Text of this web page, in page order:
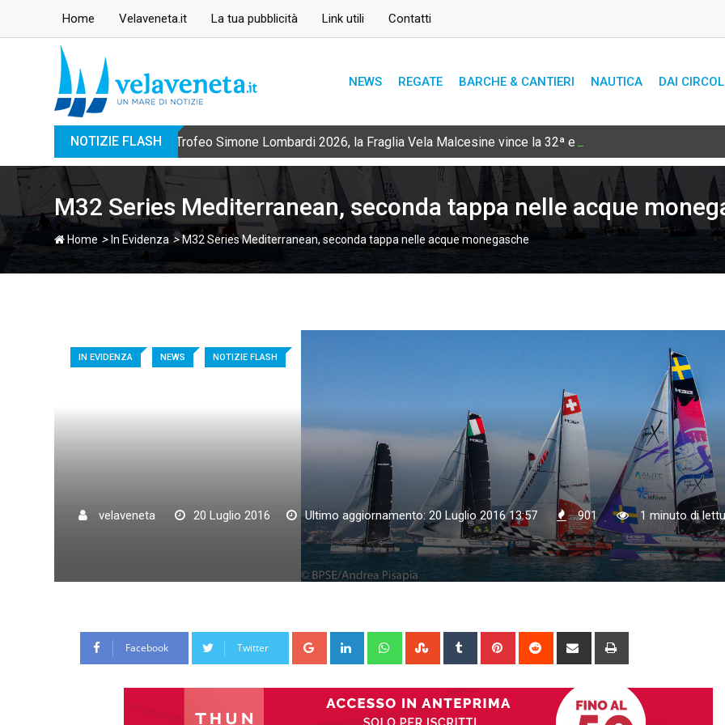
Home Velaveneta.it La tua pubblicità Link utili Contatti
NEWS REGATE BARCHE & CANTIERI NAUTICA DAI
NOTIZIE FLASH Trofeo Simone Lombardi 2026, la Fraglia Vela Malcesine vince la 32ª edizione
M32 Series Mediterranean, seconda tappa nelle acque
Home > In Evidenza>M32 Series Mediterranean, seconda tappa nelle acque monegasche
IN EVIDENZA NEWS NOTIZIE FLASH
velaveneta 20 Luglio 2016 Ultimo aggiornamento: 20 Luglio 2016 13:57 901 1 minuto di
Facebook Twitter Google+ LinkedIn WhatsappStumbleUpon
Tumblr Pinterest Reddit
Share